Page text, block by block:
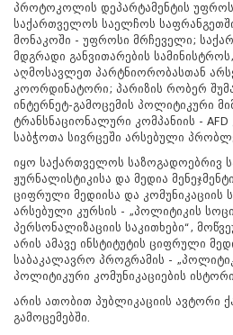
პროტოკოლის დეპარტამენტის
საქართველოს საელჩოს
მონაკოში - უფროსი მრჩეველი;
მდგრადი განვითარების
აღმოსავლეთ პარტნიორობასთან
კოორდინატორი; პარიზის რობერ
ინტერნეტ-გამოცემის პოლიტიკური
ტრანსნაციონალური კომპანიის -
საბჭოთა სივრცეში არსებული
იყო საქართველოს საზოგადოებრივ
ჟურნალისტიკისა და მედია
ციფრული მედიისა და კომუნიკაციის
არსებული კურსის - „პოლიტიკის
პერსონალიზაციის საკითხები“,
არის ამავე ინსტიტუტის ციფრული
საბაკალავრო პროგრამის -
პოლიტიკური კომუნიკაციების
არის ათობით პუბლიკაციის ავტორი
გამოცემებში.